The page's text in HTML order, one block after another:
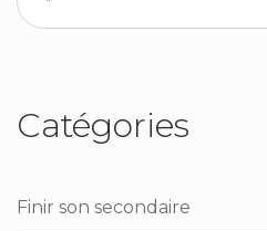
Catégories
Finir son secondaire